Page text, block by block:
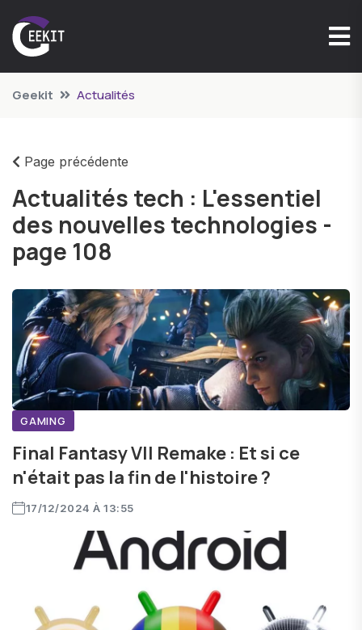
Geekit Actualités
Page précédente
Actualités tech : L'essentiel
des nouvelles technologies -
page 108
GAMING
Final Fantasy VII Remake : Et si ce
n'était pas la fin de l'histoire ?
17/12/2024 À 13:55